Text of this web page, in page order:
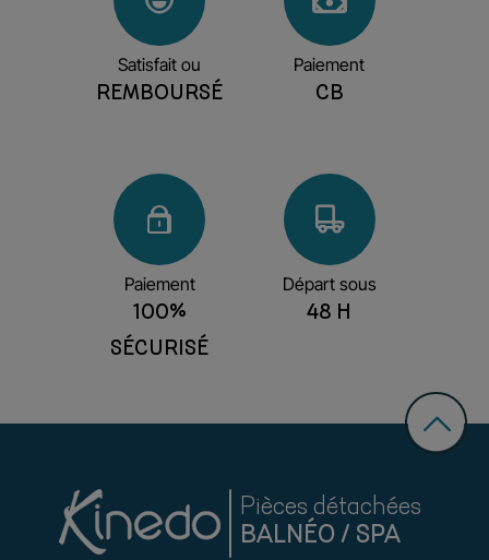
Satisfait ou
REMBOURSÉ
Paiement
CB
Départ sous
48 H
Paiement
100%
SÉCURISÉ
Pièces détachées
BALNÉO / SPA